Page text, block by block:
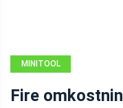
MINITOOL
Fire